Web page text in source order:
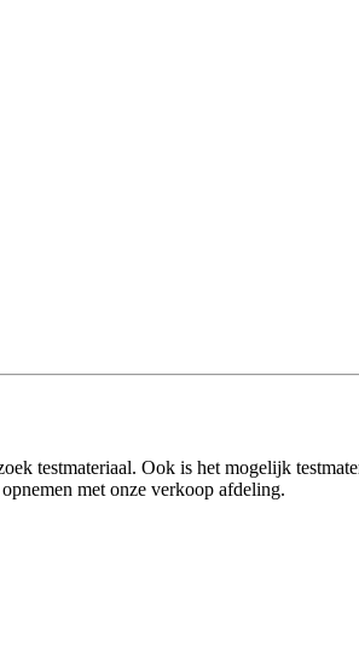
testmateriaal. Ook is het mogelijk
met onze verkoop afdeling.